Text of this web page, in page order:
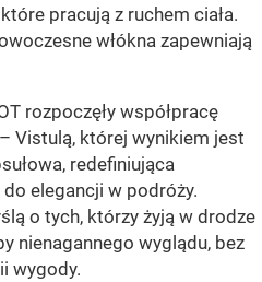
pracują z ruchem ciała.
włókna zapewniają
rozpoczęły współpracę
Vistulą, której wynikiem jest
redefiniująca
elegancji w podróży.
o tych, którzy żyją w drodze
nienagannego wyglądu, bez
wygody.